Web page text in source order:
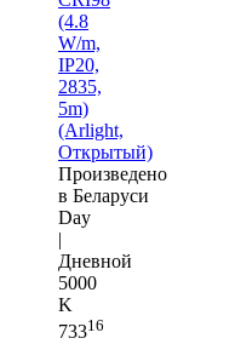
(4.8
W/m,
IP20,
2835,
5m)
(Arlight,
Открытый)
Произведено
в Беларуси
Day
|
Дневной
5000
K
73316